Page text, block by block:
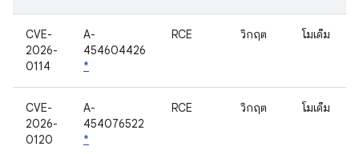
CVE-
2026-
0114
A-
454604426
*
RCE วิกฤต โมเด็ม
CVE-
2026-
0120
A-
454076522
*
RCE วิกฤต โมเด็ม